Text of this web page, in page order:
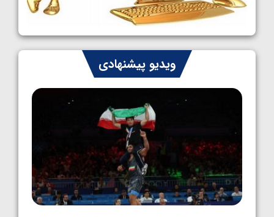
کشتی فرنگی نوجوانان جهان؛ سکوی تیمی
سوم برای ایران
1405/05/07
ایران چشم به راه چهار مدال در پنج وزن دوم
کشتی فرنگی نوجوانان جهان
1405/05/06
ویدیو پیشنهادی